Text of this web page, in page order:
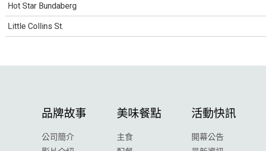
Hot Star Bundaberg
Little Collins St.
品牌故事
公司簡介
美味餐點
主食
活動快訊
開幕公告